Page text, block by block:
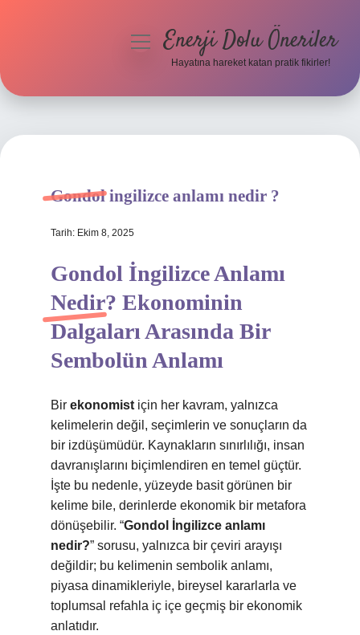
Hakkımızda
menüyüEnerji Dolu Öneriler
Hayatına hareket katan pratik fikirler!
Gondol ingilizce anlamı nedir ?
Tarih: Ekim 8, 2025
Gondol İngilizce Anlamı
Nedir? Ekonominin
Dalgaları Arasında Bir
Sembolün Anlamı
Bir ekonomist için her kavram, yalnızca
kelimelerin değil, seçimlerin ve sonuçların da
bir izdüşümüdür. Kaynakların sınırlılığı, insan
davranışlarını biçimlendiren en temel güçtür.
İşte bu nedenle, yüzeyde basit görünen bir
kelime bile, derinlerde ekonomik bir metafora
dönüşebilir. “Gondol İngilizce anlamı
nedir?” sorusu, yalnızca bir çeviri arayışı
değildir; bu kelimenin sembolik anlamı,
piyasa dinamikleriyle, bireysel kararlarla ve
toplumsal refahla iç içe geçmiş bir ekonomik
anlatıdır.